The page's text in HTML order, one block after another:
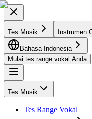
Tes Musik Instrumen
Bahasa Indonesia
Mulai tes range vokal Anda
Tes Musik
Tes Range Vokal